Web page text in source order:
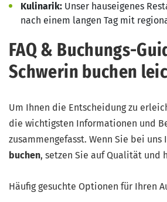
Kulinarik: Unser hauseigenes
nach einem langen Tag mit
FAQ & Buchungs-
Schwerin buchen
Um Ihnen die Entscheidung zu
die wichtigsten Informationen und
zusammengefasst. Wenn Sie bei uns
buchen, setzen Sie auf Qualität und
Häufig gesuchte Optionen für Ihren